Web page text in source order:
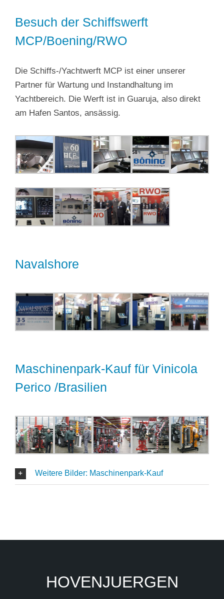
Besuch der Schiffswerft
MCP/Boening/RWO
Die Schiffs-/Yachtwerft MCP ist einer unserer
Partner für Wartung und Instandhaltung im
Yachtbereich. Die Werft ist in Guaruja, also direkt
am Hafen Santos, ansässig.
Navalshore
Maschinenpark-Kauf für Vinicola
Perico /Brasilien
Weitere Bilder: Maschinenpark-Kauf
HOVENJUERGEN